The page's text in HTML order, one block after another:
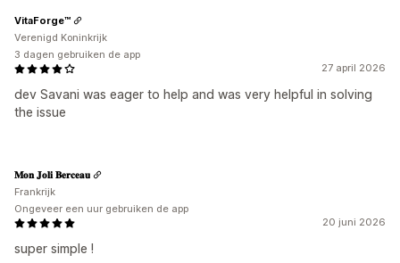
27 april 2026
dev Savani was eager to help and was very helpful in solving
the issue
VitaForge™
Verenigd Koninkrijk
3 dagen gebruiken de app
20 juni 2026
super simple !
𝐌𝐨𝐧 𝐉𝐨𝐥𝐢 𝐁𝐞𝐫𝐜𝐞𝐚𝐮
Frankrijk
Ongeveer een uur gebruiken de app